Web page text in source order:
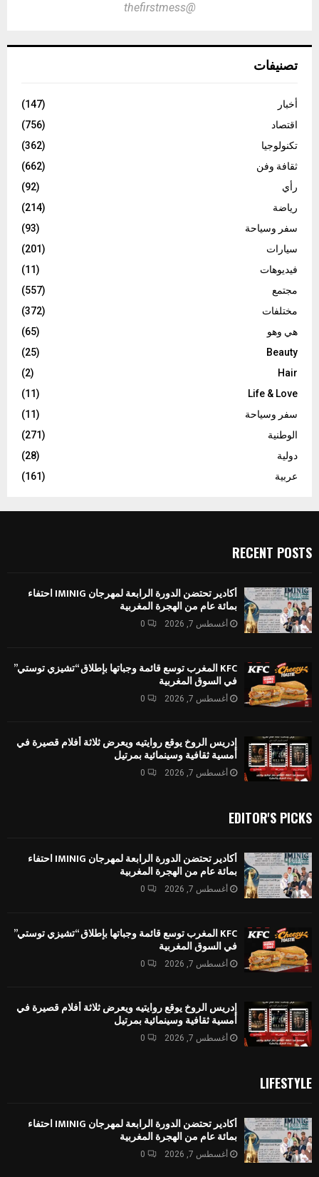
@thefirstmess
تصنيفات
أخبار
(147)
اقتصاد
(756)
تكنولوجيا
(362)
ثقافة وفن
(662)
رأي
(92)
رياضة
(214)
سفر وسياحة
(93)
سيارات
(201)
فيديوهات
(11)
مجتمع
(557)
مختلفات
(372)
هي وهو
(65)
Beauty
(25)
Hair
(2)
Life & Love
(11)
سفر وسياحة
(11)
الوطنية
(271)
دولية
(28)
عربية
(161)
RECENT POSTS
أكادير تحتضن الدورة الرابعة لمهرجان IMINIG احتفاء
بمائة عام من الهجرة المغربية
أغسطس 7, 2026 0
KFC المغرب توسع قائمة وجباتها بإطلاق “تشيزي توستي”
في السوق المغربية
أغسطس 7, 2026 0
إدريس الروخ يوقع روايتيه ويعرض ثلاثة أفلام قصيرة في
أمسية ثقافية وسينمائية بمرتيل
أغسطس 7, 2026 0
EDITOR'S PICKS
أكادير تحتضن الدورة الرابعة لمهرجان IMINIG احتفاء
بمائة عام من الهجرة المغربية
أغسطس 7, 2026 0
KFC المغرب توسع قائمة وجباتها بإطلاق “تشيزي توستي”
في السوق المغربية
أغسطس 7, 2026 0
إدريس الروخ يوقع روايتيه ويعرض ثلاثة أفلام قصيرة في
أمسية ثقافية وسينمائية بمرتيل
أغسطس 7, 2026 0
LIFESTYLE
أكادير تحتضن الدورة الرابعة لمهرجان IMINIG احتفاء
بمائة عام من الهجرة المغربية
أغسطس 7, 2026 0